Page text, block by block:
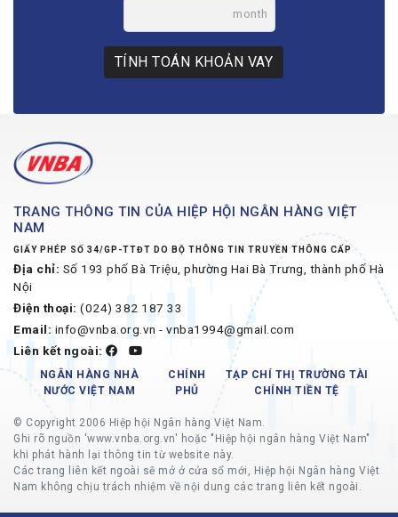
month
TÍNH TOÁN KHOẢN VAY
TRANG THÔNG TIN CỦA HIỆP HỘI NGÂN HÀNG VIỆT
NAM
GIẤY PHÉP SỐ 34/GP-TTĐT DO BỘ THÔNG TIN TRUYỀN THÔNG CẤP
Địa chỉ: Số 193 phố Bà Triệu, phường Hai Bà Trưng, thành phố Hà
Nội
Điện thoại: (024) 382 187 33
Email: info@vnba.org.vn - vnba1994@gmail.com
Liên kết ngoài:
NGÂN HÀNG NHÀ
NƯỚC VIỆT NAM
CHÍNH
PHỦ
TẠP CHÍ THỊ TRƯỜNG TÀI
CHÍNH TIỀN TỆ
© Copyright 2006 Hiệp hội Ngân hàng Việt Nam.
Ghi rõ nguồn 'www.vnba.org.vn' hoặc "Hiệp hội ngân hàng Việt Nam"
khi phát hành lại thông tin từ website này.
Các trang liên kết ngoài sẽ mở ở cửa sổ mới, Hiệp hội Ngân hàng Việt
Nam không chịu trách nhiệm về nội dung các trang liên kết ngoài.